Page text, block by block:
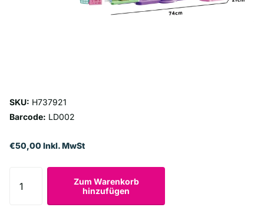
SKU: H737921
Barcode: LD002
€50,00 Inkl. MwSt
Zum Warenkorb
hinzufügen